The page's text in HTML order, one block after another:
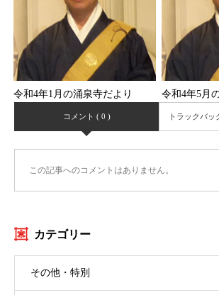
令和4年1月の涌泉寺だより 令和4年5月
コメント ( 0 ) トラックバッ
この記事へのコメントはありません。
カテゴリー
その他・特別